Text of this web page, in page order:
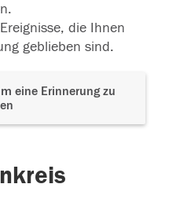
die Ihnen
geblieben sind.
eine Erinnerung zu